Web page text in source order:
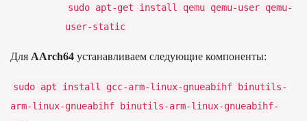
sudo apt-get install qemu qemu-user qemu-
user-static
Для AArch64 уста­нав­лива­ем сле­дующие ком­понен­ты:
sudo apt install gcc-arm-linux-gnueabihf binutils-
arm-linux-gnueabihf binutils-arm-linux-gnueabihf-